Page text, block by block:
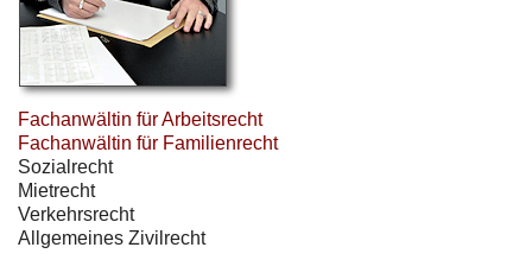
Fachanwältin für Arbeitsrecht
Fachanwältin für Familienrecht
Sozialrecht
Mietrecht
Verkehrsrecht
Allgemeines Zivilrecht